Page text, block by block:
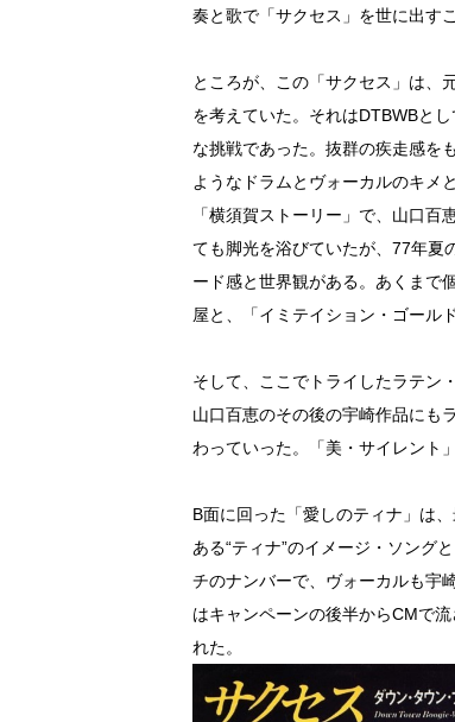
奏と歌で「サクセス」を世に出す
ところが、この「サクセス」は、
を考えていた。それはDTBWBと
な挑戦であった。抜群の疾走感を
ようなドラムとヴォーカルのキメ
「横須賀ストーリー」で、山口
ても脚光を浴びていたが、77年夏
ード感と世界観がある。あくまで
屋と、「イミテイション・ゴール
そして、ここでトライしたラテン
山口百恵のその後の宇崎作品にも
わっていった。「美・サイレント
B面に回った「愛しのティナ」は
ある“ティナ”のイメージ・ソング
チのナンバーで、ヴォーカルも宇
はキャンペーンの後半からCMで
れた。